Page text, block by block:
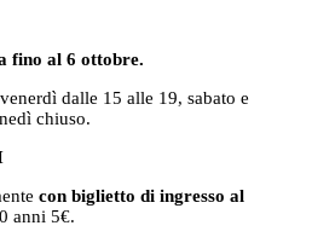
fino al 6 ottobre.
dalle 15 alle 19, sabato e
chiuso.
con biglietto di ingresso al
anni 5€.